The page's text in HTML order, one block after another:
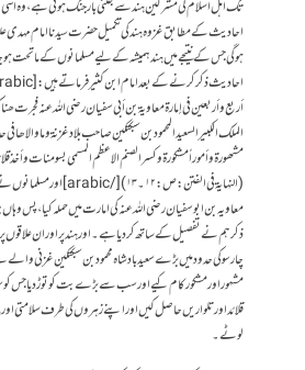
تک اہل اسلام کی مشرکین ہند سے جتنی بار جنگ ہوئی ہے، وہ
احادیث کے مطابق غزوہ ہندکی تکمیل حضرت سیدنا امام مہدی
ہوگی جس کے نتیجے میں ہند ہمیشہ کے لیے مسلمانوں کے ماتحت
أربع وأربعين في إمارۃ معاويۃ بن أبي سفيان رضي اللہ عنہ فجرت
الملك الكبير السعيد المحمود بن سبکتکین صاحب بلاد غزنۃ وما والاھا
مشھورة وأموراً مشكورۃ وكسر الصنم الاعظم المسمى بسومنات وأخذ
معاویہ بن ابو سفیان رضی اللہ عنہ کی امارت میں حملہ کیا، پس
ذکر ہم نے تفصیل کے ساتھ کر دیا ہے۔ اور ہند پر اور ان
چار سو کی حدود میں بڑے سعید بادشاہ محمود بن سبکتکین غزنی
مشہور اور مشکور کام کیے اور سب سے بڑے بت کو توڑ دیا جس کو
قلائد اور تلواریں حاصل کیں اور اپنے زہروں کی طرف سلامتی
لوٹے۔